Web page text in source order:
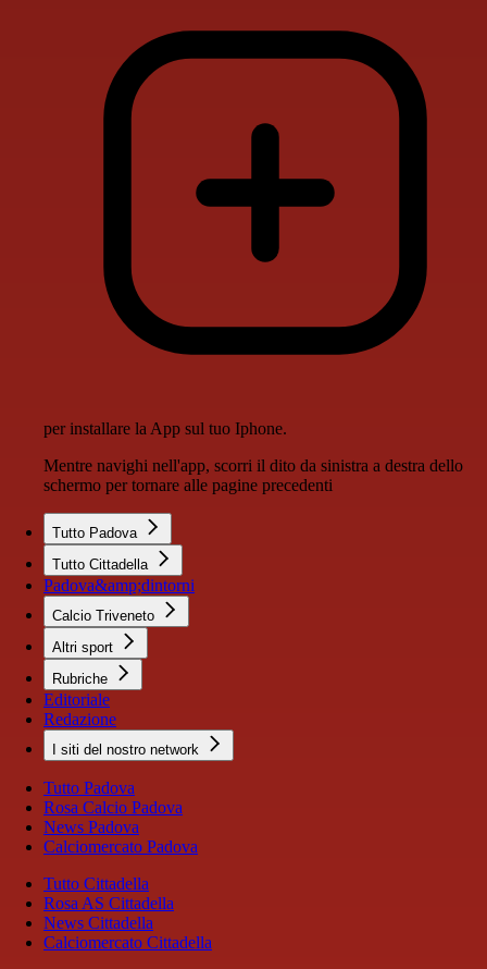
per installare la App sul tuo Iphone.
Mentre navighi nell'app, scorri il dito da sinistra a destra dello
schermo per tornare alle pagine precedenti
Tutto Padova
Tutto Cittadella
Padova&amp;dintorni
Calcio Triveneto
Altri sport
Rubriche
Editoriale
Redazione
I siti del nostro network
Tutto Padova
Rosa Calcio Padova
News Padova
Calciomercato Padova
Tutto Cittadella
Rosa AS Cittadella
News Cittadella
Calciomercato Cittadella